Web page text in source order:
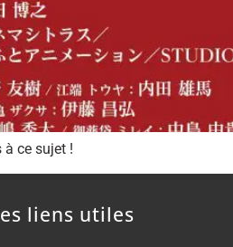
à ce sujet !
liens utiles